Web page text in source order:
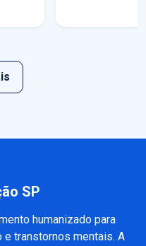
SP
humanizado para
transtornos mentais. A